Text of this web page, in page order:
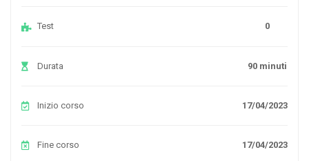
Test 0
Durata 90 minuti
Inizio corso 17/04/2023
Fine corso 17/04/2023